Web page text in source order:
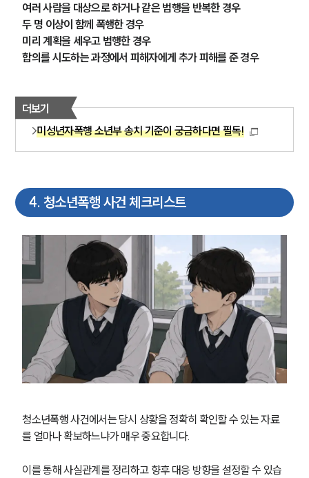
그룹소개
그룹소개
글로벌 파트너 로펌
고객의 소리
AI대륜
업무사례
형사 주요 업무사례
사례분석/최신동향
형사 법률정보
법률지식인
형사소송·상담후기
형사그룹 업무
여러 사람을 대상으로 하거나 같은 범행을 반복한 경우
두 명 이상이 함께 폭행한 경우
미리 계획을 세우고 범행한 경우
합의를 시도하는 과정에서 피해자에게 추가 피해를 준 경우
더보기
미성년자폭행 소년부 송치 기준이 궁금하다면 필독!
4. 청소년폭행 사건 체크리스트
청소년폭행 사건에서는 당시 상황을 정확히 확인할 수 있는 자료
를 얼마나 확보하느냐가 매우 중요합니다.
이를 통해 사실관계를 정리하고 향후 대응 방향을 설정할 수 있습